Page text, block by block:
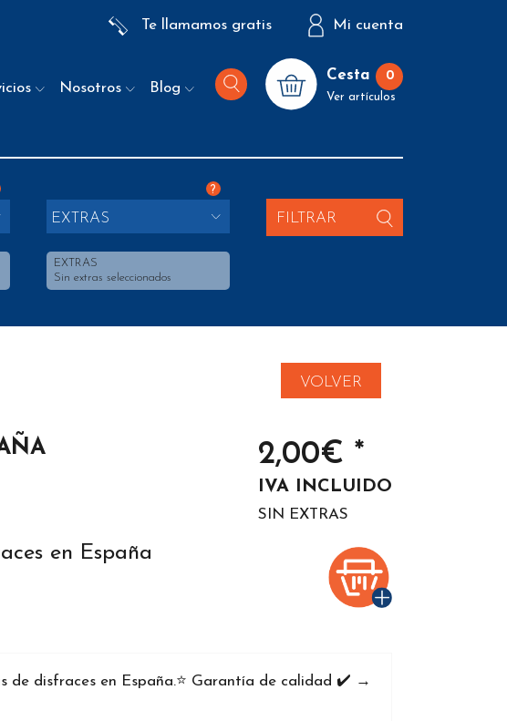
Te llamamos gratis Mi cuenta
Nosotros Blog
Cesta 0
Ver artículos
?
EXTRAS
EXTRAS
Sin extras seleccionados
FILTRAR
VOLVER
2,00€ *
IVA INCLUIDO
SIN EXTRAS
en España
de disfraces en España.⭐️ Garantía de calidad ✔️ →